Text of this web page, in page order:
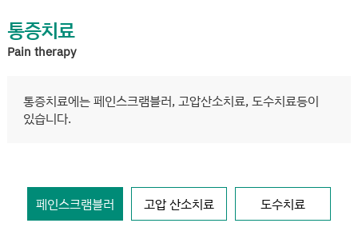
통증치료
Pain therapy
통증치료에는 페인스크램블러, 고압산소치료, 도수치료등이
있습니다.
페인스크램블러 고압 산소치료 도수치료